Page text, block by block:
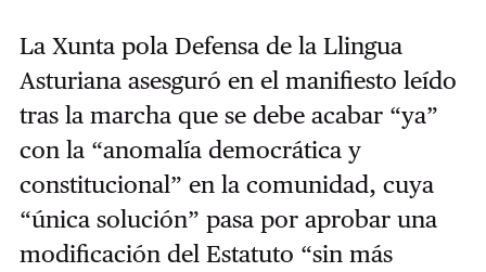
La Xunta pola Defensa de la Llingua
Asturiana asesguró en el manifiesto leído
tras la marcha que se debe acabar “ya”
con la “anomalía democrática y
constitucional” en la comunidad, cuya
“única solución” pasa por aprobar una
modificación del Estatuto “sin más